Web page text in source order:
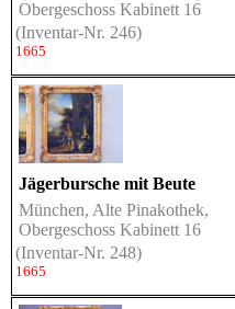
Obergeschoss Kabinett 16
(Inventar-Nr. 246)
1665
Jägerbursche mit Beute
München, Alte Pinakothek,
Obergeschoss Kabinett 16
(Inventar-Nr. 248)
1665